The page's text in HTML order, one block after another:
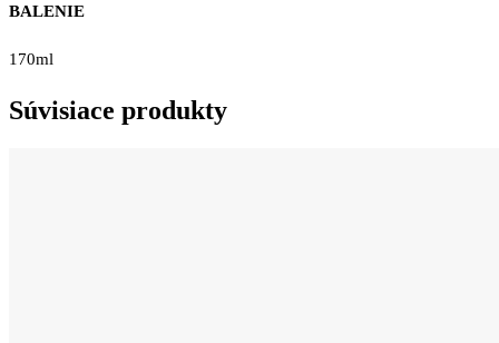
BALENIE
170ml
Súvisiace produkty